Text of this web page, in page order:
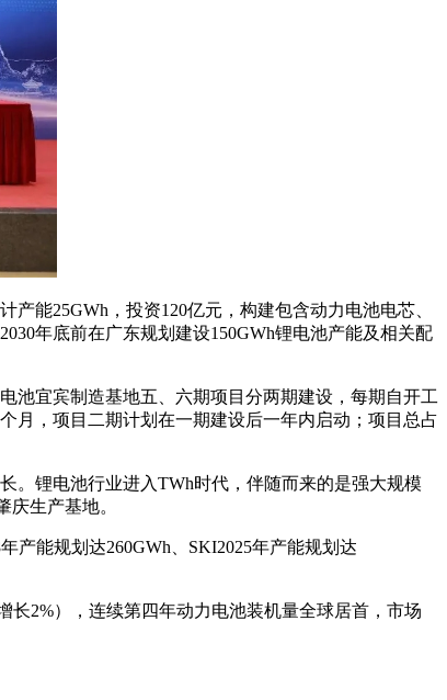
能25GWh，投资120亿元，构建包含动力电池电芯、
年底前在广东规划建设150GWh锂电池产能及相关配
池宜宾制造基地五、六期项目分两期建设，每期自开工
月，项目二期计划在一期建设后一年内启动；项目总占
。锂电池行业进入TWh时代，伴随而来的是强大规模
生产基地。
产能规划达260GWh、SKI2025年产能规划达
长2%），连续第四年动力电池装机量全球居首，市场